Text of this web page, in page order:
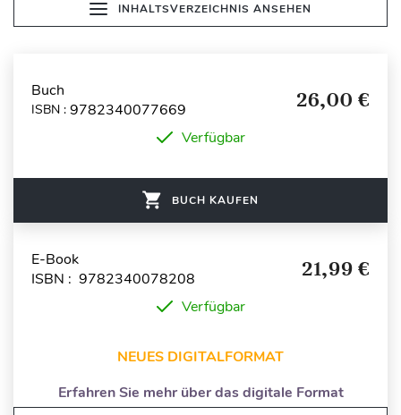
INHALTSVERZEICHNIS ANSEHEN
Buch
ISBN : 9782340077669 26,00 €
Verfügbar
BUCH KAUFEN
E-Book
ISBN : 9782340078208
21,99 €
Verfügbar
NEUES DIGITALFORMAT
Erfahren Sie mehr über das digitale Format